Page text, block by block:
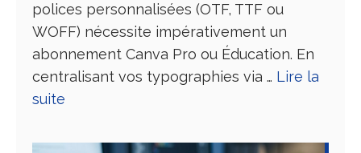
polices personnalisées (OTF, TTF ou
WOFF) nécessite impérativement un
abonnement Canva Pro ou Éducation. En
centralisant vos typographies via … Lire la
suite